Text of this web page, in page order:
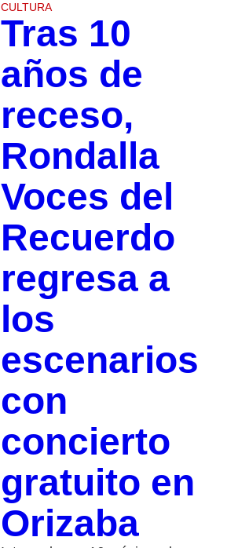
CULTURA
Tras 10
años de
receso,
Rondalla
Voces del
Recuerdo
regresa a
los
escenarios
con
concierto
gratuito en
Orizaba